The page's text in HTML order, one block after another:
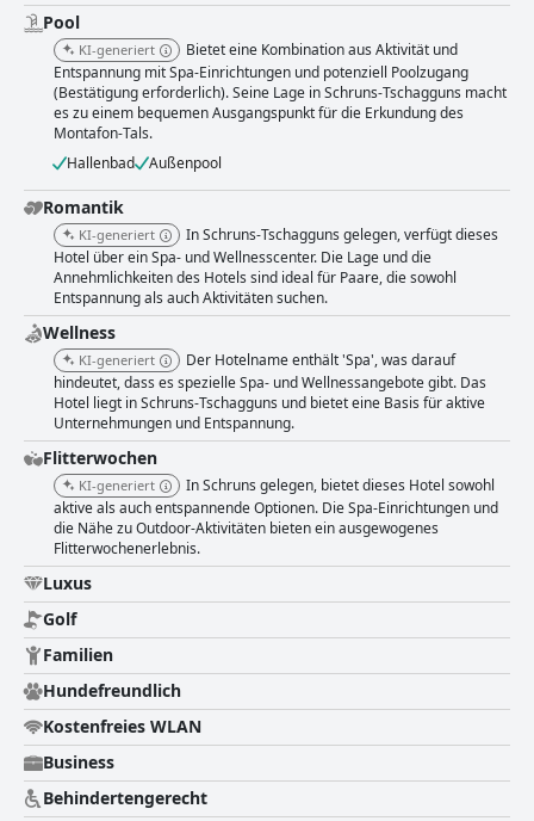
Pool
KI-generiert
Bietet eine Kombination aus Aktivität und
Entspannung mit Spa-Einrichtungen und potenziell Poolzugang
(Bestätigung erforderlich). Seine Lage in Schruns-Tschagguns macht
es zu einem bequemen Ausgangspunkt für die Erkundung des
Montafon-Tals.
Hallenbad
Außenpool
Romantik
KI-generiert
In Schruns-Tschagguns gelegen, verfügt dieses
Hotel über ein Spa- und Wellnesscenter. Die Lage und die
Annehmlichkeiten des Hotels sind ideal für Paare, die sowohl
Entspannung als auch Aktivitäten suchen.
Wellness
KI-generiert
Der Hotelname enthält 'Spa', was darauf
hindeutet, dass es spezielle Spa- und Wellnessangebote gibt. Das
Hotel liegt in Schruns-Tschagguns und bietet eine Basis für aktive
Unternehmungen und Entspannung.
Flitterwochen
KI-generiert
In Schruns gelegen, bietet dieses Hotel sowohl
aktive als auch entspannende Optionen. Die Spa-Einrichtungen und
die Nähe zu Outdoor-Aktivitäten bieten ein ausgewogenes
Flitterwochenerlebnis.
Luxus
Golf
Familien
Hundefreundlich
Kostenfreies WLAN
Business
Behindertengerecht